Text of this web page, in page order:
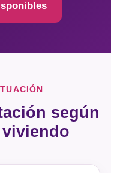
según
viviendo